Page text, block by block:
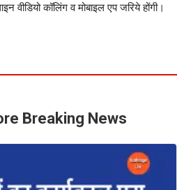
वीडियो कॉलिंग व मोबाइल एप जरिये होंगी।
Breaking News